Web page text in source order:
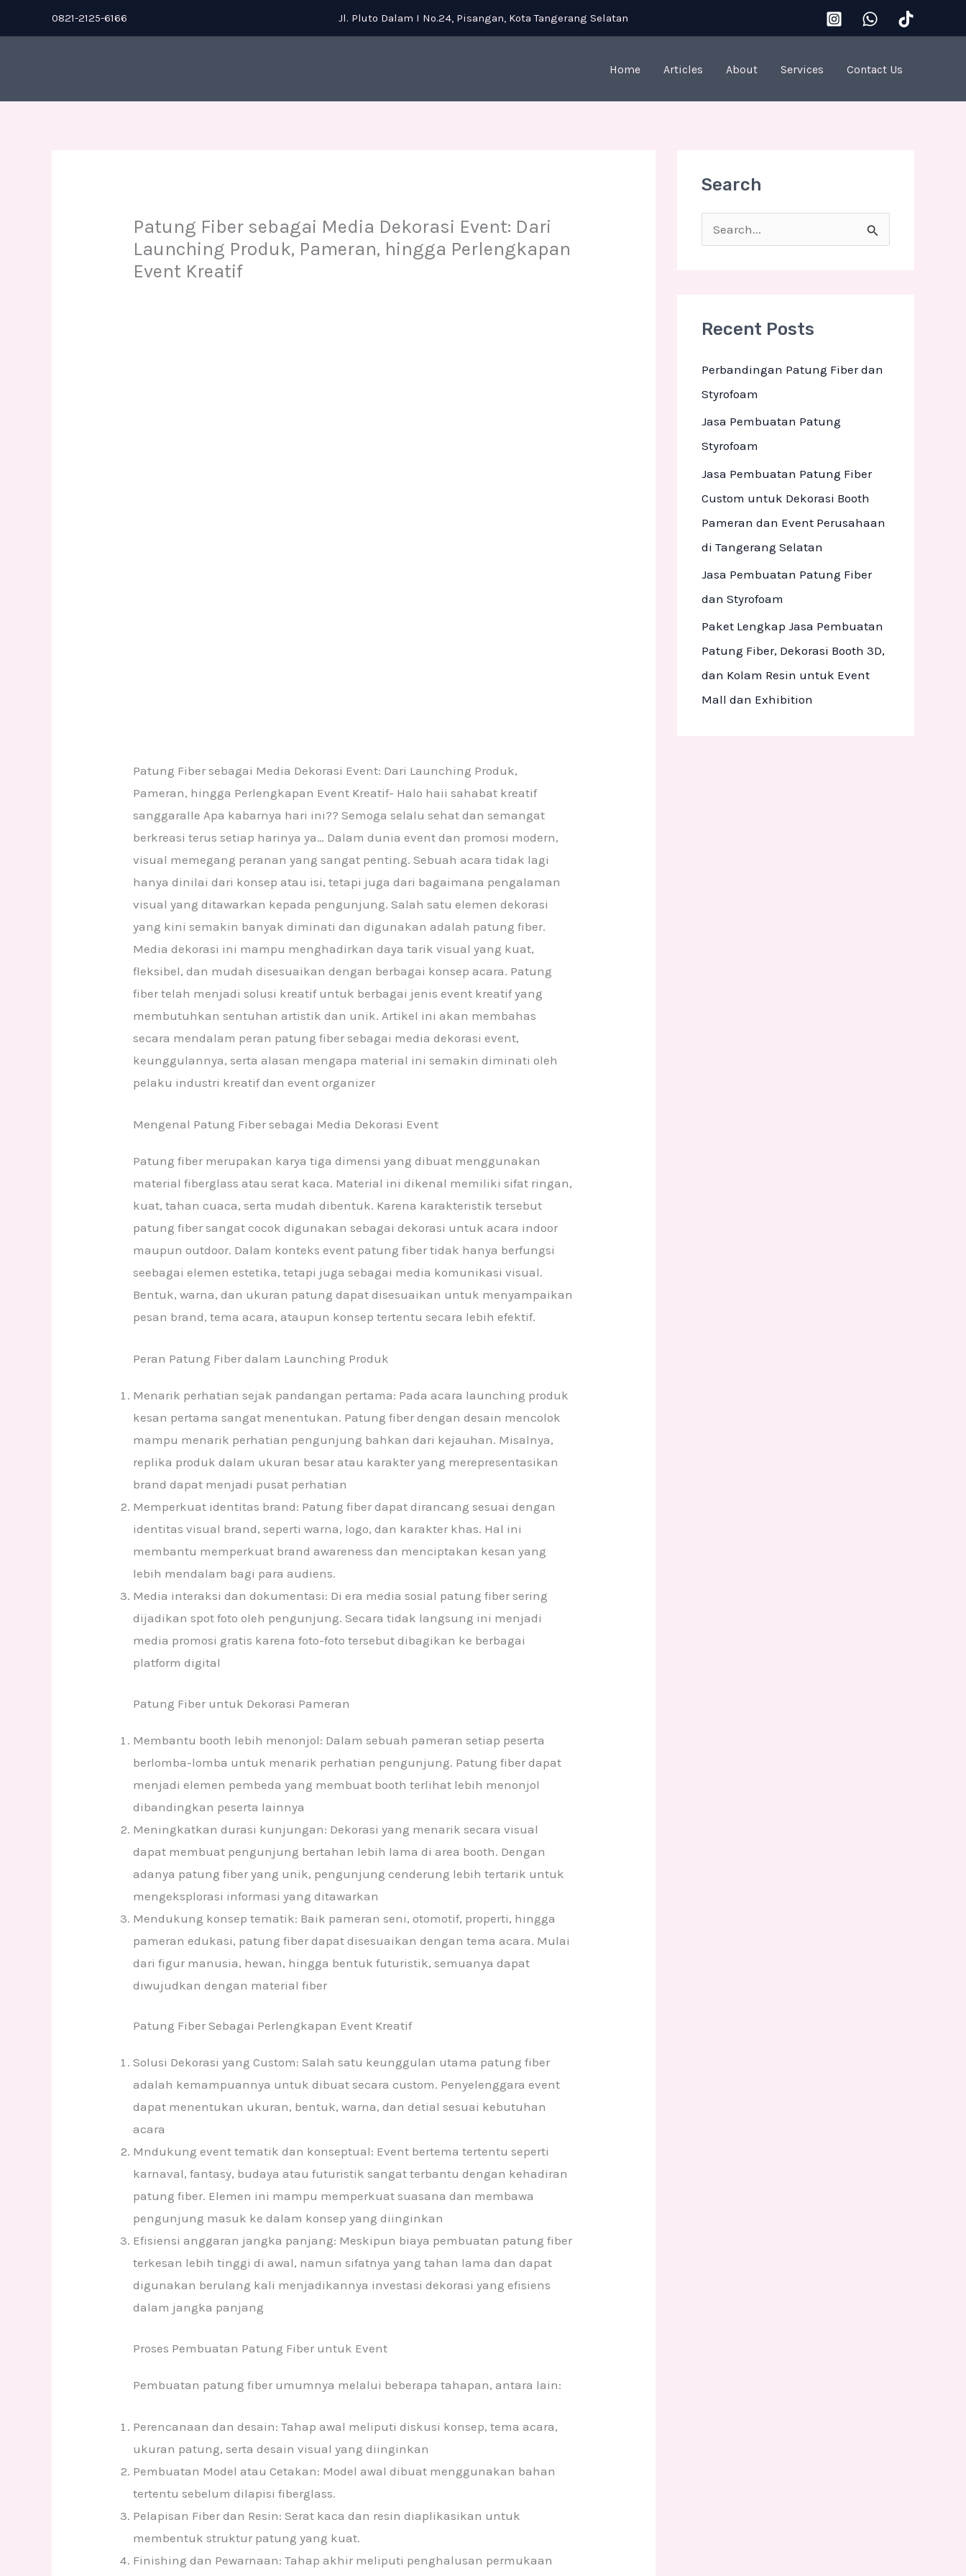
to
0821-2125-6166 Jl. Pluto Dalam I No.24, Pisangan, Kota Tangerang Selatan
Home Articles About Services Contact Us
Patung Fiber sebagai Media Dekorasi Event: Dari
Launching Produk, Pameran, hingga Perlengkapan
Event Kreatif
Patung Fiber sebagai Media Dekorasi Event: Dari Launching Produk,
Pameran, hingga Perlengkapan Event Kreatif- Halo haii sahabat kreatif
sanggaralle Apa kabarnya hari ini?? Semoga selalu sehat dan semangat
berkreasi terus setiap harinya ya… Dalam dunia event dan promosi modern,
visual memegang peranan yang sangat penting. Sebuah acara tidak lagi
hanya dinilai dari konsep atau isi, tetapi juga dari bagaimana pengalaman
visual yang ditawarkan kepada pengunjung. Salah satu elemen dekorasi
yang kini semakin banyak diminati dan digunakan adalah patung fiber.
Media dekorasi ini mampu menghadirkan daya tarik visual yang kuat,
fleksibel, dan mudah disesuaikan dengan berbagai konsep acara. Patung
fiber telah menjadi solusi kreatif untuk berbagai jenis event kreatif yang
membutuhkan sentuhan artistik dan unik. Artikel ini akan membahas
secara mendalam peran patung fiber sebagai media dekorasi event,
keunggulannya, serta alasan mengapa material ini semakin diminati oleh
pelaku industri kreatif dan event organizer
Mengenal Patung Fiber sebagai Media Dekorasi Event
Patung fiber merupakan karya tiga dimensi yang dibuat menggunakan
material fiberglass atau serat kaca. Material ini dikenal memiliki sifat ringan,
kuat, tahan cuaca, serta mudah dibentuk. Karena karakteristik tersebut
patung fiber sangat cocok digunakan sebagai dekorasi untuk acara indoor
maupun outdoor. Dalam konteks event patung fiber tidak hanya berfungsi
seebagai elemen estetika, tetapi juga sebagai media komunikasi visual.
Bentuk, warna, dan ukuran patung dapat disesuaikan untuk menyampaikan
pesan brand, tema acara, ataupun konsep tertentu secara lebih efektif.
Peran Patung Fiber dalam Launching Produk
Menarik perhatian sejak pandangan pertama: Pada acara launching produk
kesan pertama sangat menentukan. Patung fiber dengan desain mencolok
mampu menarik perhatian pengunjung bahkan dari kejauhan. Misalnya,
replika produk dalam ukuran besar atau karakter yang merepresentasikan
brand dapat menjadi pusat perhatian
Memperkuat identitas brand: Patung fiber dapat dirancang sesuai dengan
identitas visual brand, seperti warna, logo, dan karakter khas. Hal ini
membantu memperkuat brand awareness dan menciptakan kesan yang
lebih mendalam bagi para audiens.
Media interaksi dan dokumentasi: Di era media sosial patung fiber sering
dijadikan spot foto oleh pengunjung. Secara tidak langsung ini menjadi
media promosi gratis karena foto-foto tersebut dibagikan ke berbagai
platform digital
Patung Fiber untuk Dekorasi Pameran
Membantu booth lebih menonjol: Dalam sebuah pameran setiap peserta
berlomba-lomba untuk menarik perhatian pengunjung. Patung fiber dapat
menjadi elemen pembeda yang membuat booth terlihat lebih menonjol
dibandingkan peserta lainnya
Meningkatkan durasi kunjungan: Dekorasi yang menarik secara visual
dapat membuat pengunjung bertahan lebih lama di area booth. Dengan
adanya patung fiber yang unik, pengunjung cenderung lebih tertarik untuk
mengeksplorasi informasi yang ditawarkan
Mendukung konsep tematik: Baik pameran seni, otomotif, properti, hingga
pameran edukasi, patung fiber dapat disesuaikan dengan tema acara. Mulai
dari figur manusia, hewan, hingga bentuk futuristik, semuanya dapat
diwujudkan dengan material fiber
Patung Fiber Sebagai Perlengkapan Event Kreatif
Solusi Dekorasi yang Custom: Salah satu keunggulan utama patung fiber
adalah kemampuannya untuk dibuat secara custom. Penyelenggara event
dapat menentukan ukuran, bentuk, warna, dan detial sesuai kebutuhan
acara
Mndukung event tematik dan konseptual: Event bertema tertentu seperti
karnaval, fantasy, budaya atau futuristik sangat terbantu dengan kehadiran
patung fiber. Elemen ini mampu memperkuat suasana dan membawa
pengunjung masuk ke dalam konsep yang diinginkan
Efisiensi anggaran jangka panjang: Meskipun biaya pembuatan patung fiber
terkesan lebih tinggi di awal, namun sifatnya yang tahan lama dan dapat
digunakan berulang kali menjadikannya investasi dekorasi yang efisiens
dalam jangka panjang
Proses Pembuatan Patung Fiber untuk Event
Pembuatan patung fiber umumnya melalui beberapa tahapan, antara lain:
Perencanaan dan desain: Tahap awal meliputi diskusi konsep, tema acara,
ukuran patung, serta desain visual yang diinginkan
Pembuatan Model atau Cetakan: Model awal dibuat menggunakan bahan
tertentu sebelum dilapisi fiberglass.
Pelapisan Fiber dan Resin: Serat kaca dan resin diaplikasikan untuk
membentuk struktur patung yang kuat.
Finishing dan Pewarnaan: Tahap akhir meliputi penghalusan permukaan
Search
c
r
:
Recent Posts
Perbandingan Patung Fiber dan
Styrofoam
Jasa Pembuatan Patung
Styrofoam
Jasa Pembuatan Patung Fiber
Custom untuk Dekorasi Booth
Pameran dan Event Perusahaan
di Tangerang Selatan
Jasa Pembuatan Patung Fiber
dan Styrofoam
Paket Lengkap Jasa Pembuatan
Patung Fiber, Dekorasi Booth 3D,
dan Kolam Resin untuk Event
Mall dan Exhibition